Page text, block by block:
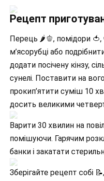
Рецепт
Перець 🌶🫑, помідори
м’ясорубці або
додати посічену кінзу,
сунелі. Поставити на
прокип’ятити суміш 10
досить великими
Варити 30 хвилин на
помішуючи. Гарячим
банки і закатати
Зберігайте рецепт собі